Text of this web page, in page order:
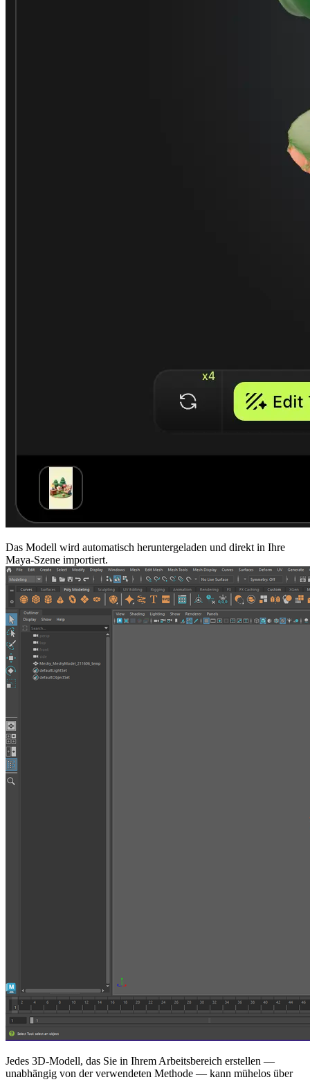
Das Modell wird automatisch heruntergeladen und direkt in Ihre
Maya-Szene importiert.
Jedes 3D-Modell, das Sie in Ihrem Arbeitsbereich erstellen —
unabhängig von der verwendeten Methode — kann mühelos über